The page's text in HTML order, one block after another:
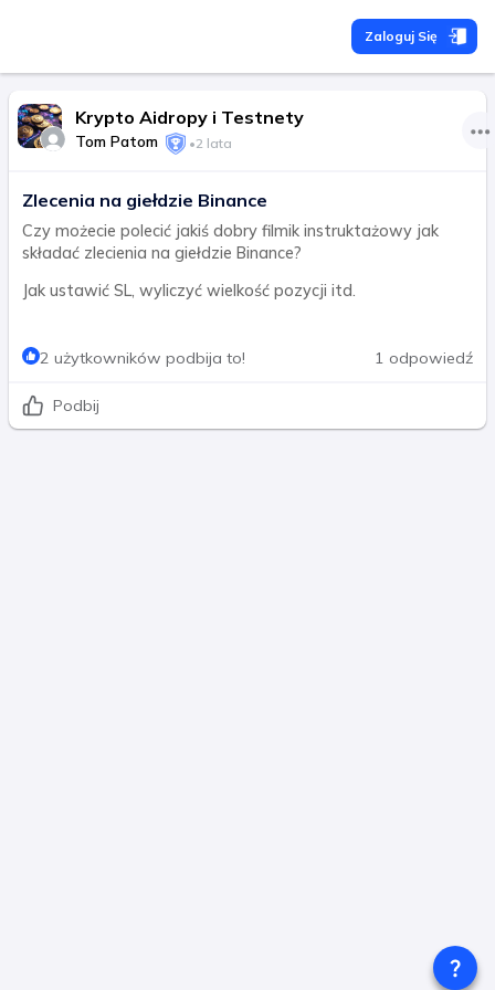
Zaloguj Się
Krypto Aidropy i Testnety
Tom Patom •2 lata
Zlecenia na giełdzie Binance
Czy możecie polecić jakiś dobry filmik instruktażowy jak
składać zlecienia na giełdzie Binance?
Jak ustawić SL, wyliczyć wielkość pozycji itd.
2 użytkowników podbija to! 1 odpowiedź
Podbij